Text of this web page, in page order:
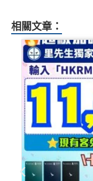
免責聲明：里先生努
訪之金融機構、服務
有金融產品和服務均
網站為產品資訊的最
於客觀分析，
因此
不會特別註明。
our information
may be different than
cial institution, service
or any discrepancy in
he financial
每月結單週期首
面上絕大部份銀行
直接轉換「獎賞錢
❎缺點
獎賞錢有效期於簽
計算)
查看更多信用卡詳
相關文章：